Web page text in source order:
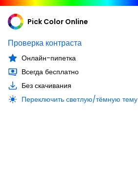
Pick Color Online
Проверка контраста
Онлайн-пипетка
Всегда бесплатно
Без скачивания
Переключить светлую/тёмную тему